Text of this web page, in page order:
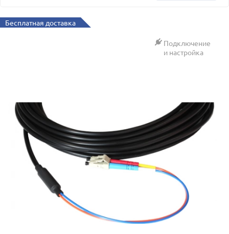
Бесплатная доставка
Подключение
и настройка